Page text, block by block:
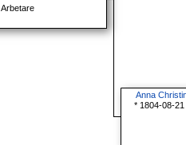
Arbetare
Anna
* 1804-08-